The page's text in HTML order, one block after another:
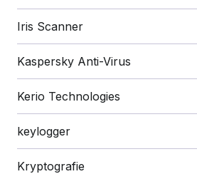
Iris Scanner
Kaspersky Anti-Virus
Kerio Technologies
keylogger
Kryptografie